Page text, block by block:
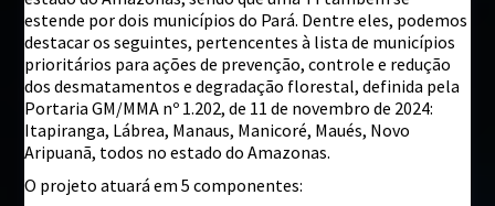
estende por dois municípios do Pará. Dentre eles, podemos
destacar os seguintes, pertencentes à lista de municípios
prioritários para ações de prevenção, controle e redução
dos desmatamentos e degradação florestal, definida pela
Portaria GM/MMA nº 1.202, de 11 de novembro de 2024:
Itapiranga, Lábrea, Manaus, Manicoré, Maués, Novo
Aripuanã, todos no estado do Amazonas.
O projeto atuará em 5 componentes: